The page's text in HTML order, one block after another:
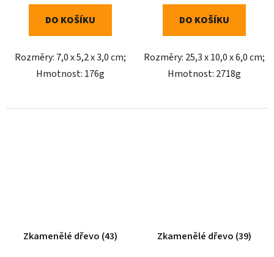
DO KOŠÍKU
Rozměry: 7,0 x 5,2 x 3,0 cm;
Hmotnost: 176g
DO KOŠÍKU
Rozměry: 25,3 x 10,0 x 6,0 cm;
Hmotnost: 2718g
Zkamenělé dřevo (43) Zkamenělé dřevo (39)